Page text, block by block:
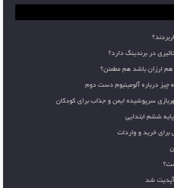
در برندینگ دارد؟
هم ارزان باشد هم مطمئن؟
چیز درباره آلومینیوم دست دوم
سرپوشیده ایمن و جذاب برای کودکان
ششم ابتدایی
برای خرید و واردات
آپدیت شد